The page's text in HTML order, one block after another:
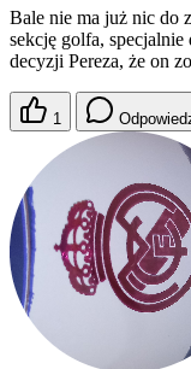
Bale nie ma już nic do
sekcję golfa,
decyzji Pereza, że on
1